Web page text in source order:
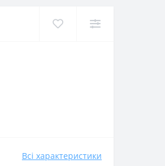
Всі характеристики